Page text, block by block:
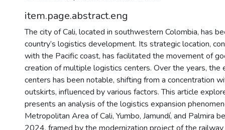
item.page.abstract.eng
The city of Cali, located in southwestern Colombia, has
country’s logistics development. Its strategic location,
with the Pacific coast, has facilitated the movement of
creation of multiple logistics centers. Over the years, the
centers has been notable, shifting from a concentration
outskirts, influenced by various factors. This article
presents an analysis of the logistics expansion
Metropolitan Area of Cali, Yumbo, Jamundí, and Palmira